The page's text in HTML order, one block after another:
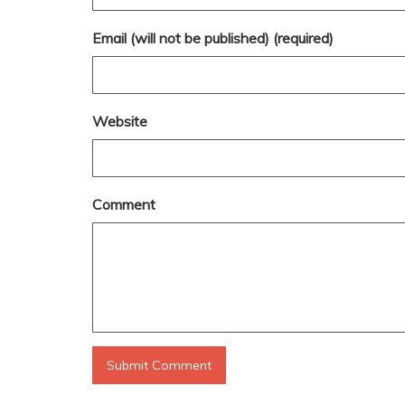
Email (will not be published) (required)
Website
Comment